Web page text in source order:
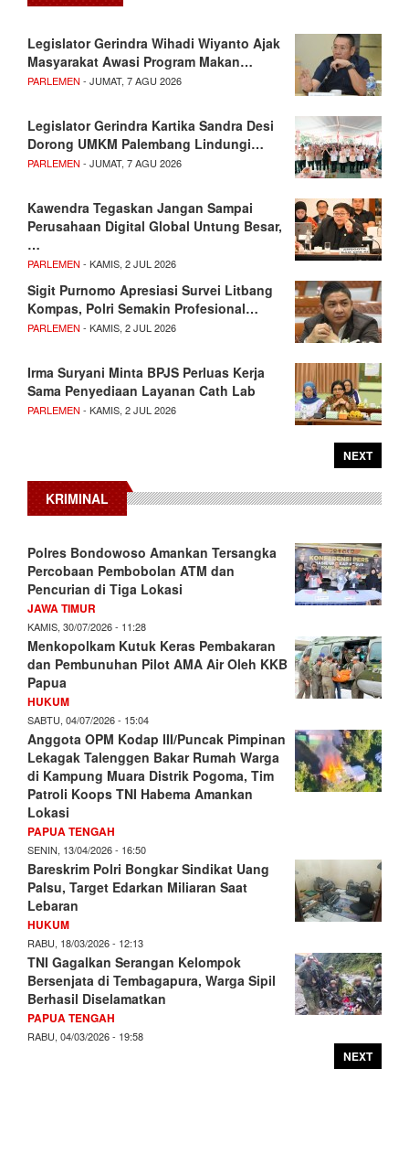
Legislator Gerindra Wihadi Wiyanto Ajak
Masyarakat Awasi Program Makan…
PARLEMEN - JUMAT, 7 AGU 2026
Legislator Gerindra Kartika Sandra Desi
Dorong UMKM Palembang Lindungi…
PARLEMEN - JUMAT, 7 AGU 2026
Kawendra Tegaskan Jangan Sampai
Perusahaan Digital Global Untung Besar,
…
PARLEMEN - KAMIS, 2 JUL 2026
Sigit Purnomo Apresiasi Survei Litbang
Kompas, Polri Semakin Profesional…
PARLEMEN - KAMIS, 2 JUL 2026
Irma Suryani Minta BPJS Perluas Kerja
Sama Penyediaan Layanan Cath Lab
PARLEMEN - KAMIS, 2 JUL 2026
NEXT
KRIMINAL
Polres Bondowoso Amankan Tersangka
Percobaan Pembobolan ATM dan
Pencurian di Tiga Lokasi
JAWA TIMUR
KAMIS, 30/07/2026 - 11:28
Menkopolkam Kutuk Keras Pembakaran
dan Pembunuhan Pilot AMA Air Oleh KKB
Papua
HUKUM
SABTU, 04/07/2026 - 15:04
Anggota OPM Kodap III/Puncak Pimpinan
Lekagak Talenggen Bakar Rumah Warga
di Kampung Muara Distrik Pogoma, Tim
Patroli Koops TNI Habema Amankan
Lokasi
PAPUA TENGAH
SENIN, 13/04/2026 - 16:50
Bareskrim Polri Bongkar Sindikat Uang
Palsu, Target Edarkan Miliaran Saat
Lebaran
HUKUM
RABU, 18/03/2026 - 12:13
TNI Gagalkan Serangan Kelompok
Bersenjata di Tembagapura, Warga Sipil
Berhasil Diselamatkan
PAPUA TENGAH
RABU, 04/03/2026 - 19:58
NEXT